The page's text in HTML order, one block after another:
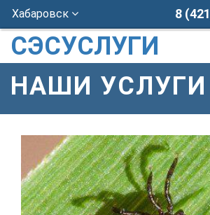
Хабаровск 8
СЭСУСЛУГИ
НАШИ УСЛУГИ